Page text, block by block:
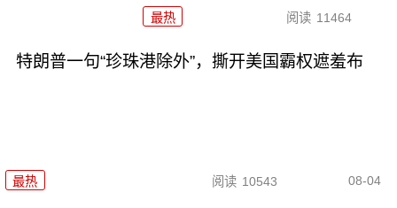
最热 阅读 11464
特朗普一句“珍珠港除外”，撕开美国霸权遮羞布
最热 阅读 10543 08-04